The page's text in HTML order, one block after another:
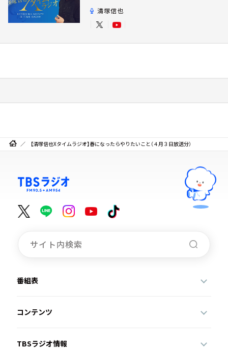
清塚信也
【清塚信也Xタイムラジオ】春になったらやりたいこと（４月３日放送分）
番組表
コンテンツ
TBSラジオ情報